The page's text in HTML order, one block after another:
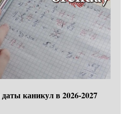
каникул в 2026-2027